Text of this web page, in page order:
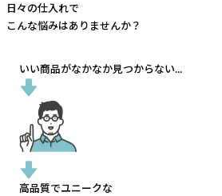
日々の仕入れで
こんな悩みはありませんか？
いい商品がなかなか見つからない...
高品質でユニークな